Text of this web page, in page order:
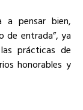
a pensar bien,
de entrada”, ya
prácticas de
honorables y